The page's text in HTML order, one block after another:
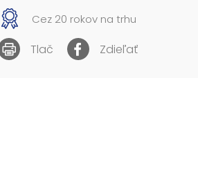
Cez 20 rokov na trhu
Tlač Zdieľať